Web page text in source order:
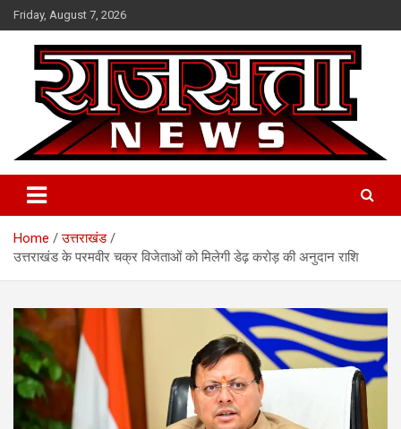
Skip
to
content
Friday, August 7, 2026
Raj Satta News
Home
उत्तराखंड
उत्तराखंड के परमवीर चक्र विजेताओं को मिलेगी डेढ़ करोड़ की अनुदान राशि